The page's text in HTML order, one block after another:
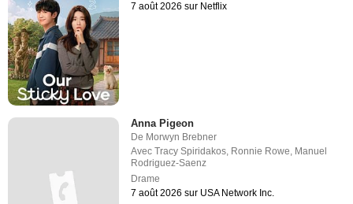
7 août 2026 sur Netflix
Anna Pigeon
De Morwyn Brebner
AvecTracy Spiridakos Ronnie Rowe Manuel
Rodriguez-Saenz
Drame
7 août 2026 sur USA Network Inc.